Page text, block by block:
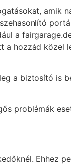
amik
a
a hozzád közel
a biztosító is
problémák
Ehhez